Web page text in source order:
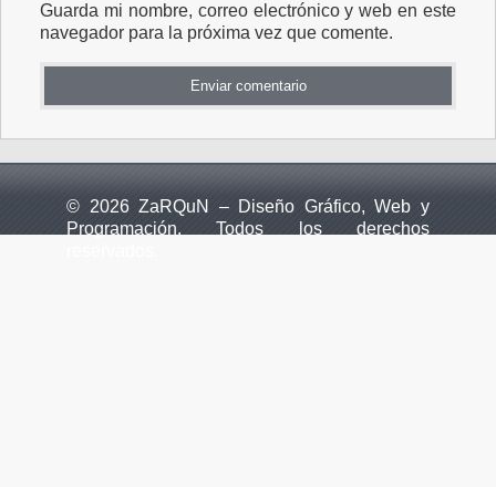
Guarda mi nombre, correo electrónico y web en este
navegador para la próxima vez que comente.
© 2026 ZaRQuN – Diseño Gráfico, Web y
Programación. Todos los derechos